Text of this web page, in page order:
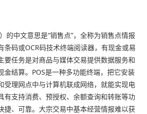
的中文意思是“销售点”，全称为销售点情报
条码或OCR码技术终端阅读器，有现金或易
要任务是对商品与媒体交易提供数据服务和
金结算。POS是一种多功能终端，把它安装
受理网点中与计算机联成网络，就能实现电
有支持消费、预授权、余额查询和转账等功
捷、可靠。大宗交易中基本经营情报难以获